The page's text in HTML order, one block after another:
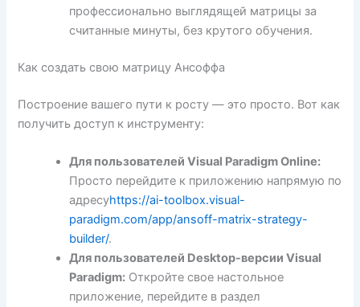
профессионально выглядящей матрицы за
считанные минуты, без крутого обучения.
Как создать свою матрицу Ансоффа
Построение вашего пути к росту — это просто. Вот как
получить доступ к инструменту:
Для пользователей Visual Paradigm Online:
Просто перейдите к приложению напрямую по
адресуhttps://ai-toolbox.visual-
paradigm.com/app/ansoff-matrix-strategy-
builder/.
Для пользователей Desktop-версии Visual
Paradigm: Откройте свое настольное
приложение, перейдите в раздел